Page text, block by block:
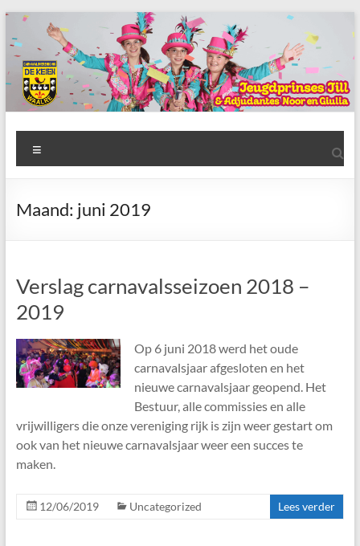
Ga
naar
de
inhoud
AWC
de
Keien
De
Keien
Maand: juni 2019
Verslag carnavalsseizoen 2018 –
2019
Op 6 juni 2018 werd het oude
carnavalsjaar afgesloten en het
nieuwe carnavalsjaar geopend. Het
Bestuur, alle commissies en alle
vrijwilligers die onze vereniging rijk is zijn weer gestart om
ook van het nieuwe carnavalsjaar weer een succes te
maken.
12/06/2019 Uncategorized Lees verder